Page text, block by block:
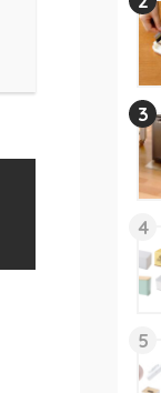
3
4
5